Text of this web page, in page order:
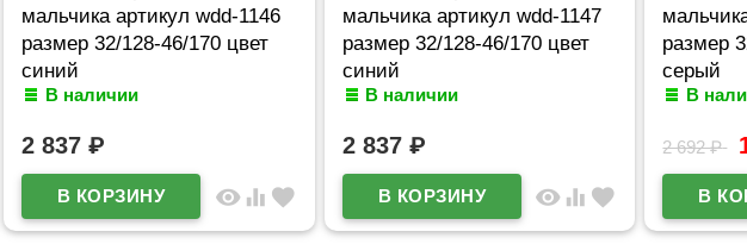
мальчика артикул wdd-1146
размер 32/128-46/170 цвет
синий
В наличии
2 837 ₽
visibility equalizer favorite
мальчика артикул wdd-1147
размер 32/128-46/170 цвет
синий
В наличии
2 837 ₽
visibility equalizer favorite
размер
серый
В
2 692₽